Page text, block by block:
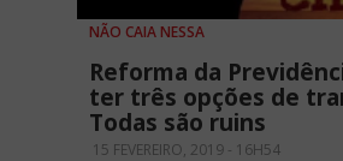
NÃO CAIA NESSA
Reforma da
ter três opções de
Todas são ruins
15 FEVEREIRO, 2019 - 16H54